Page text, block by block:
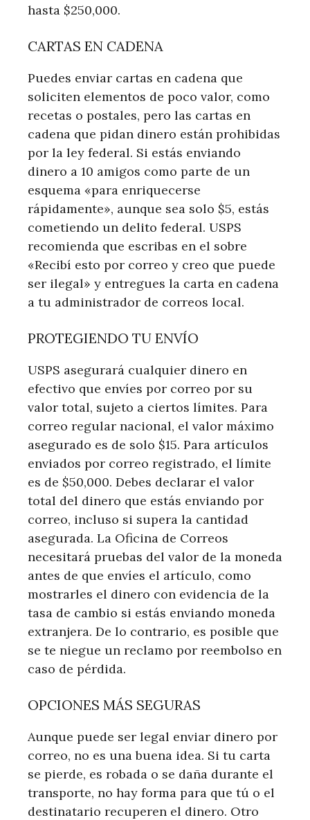
hasta $250,000.
CARTAS EN CADENA
Puedes enviar cartas en cadena que
soliciten elementos de poco valor, como
recetas o postales, pero las cartas en
cadena que pidan dinero están prohibidas
por la ley federal. Si estás enviando
dinero a 10 amigos como parte de un
esquema «para enriquecerse
rápidamente», aunque sea solo $5, estás
cometiendo un delito federal. USPS
recomienda que escribas en el sobre
«Recibí esto por correo y creo que puede
ser ilegal» y entregues la carta en cadena
a tu administrador de correos local.
PROTEGIENDO TU ENVÍO
USPS asegurará cualquier dinero en
efectivo que envíes por correo por su
valor total, sujeto a ciertos límites. Para
correo regular nacional, el valor máximo
asegurado es de solo $15. Para artículos
enviados por correo registrado, el límite
es de $50,000. Debes declarar el valor
total del dinero que estás enviando por
correo, incluso si supera la cantidad
asegurada. La Oficina de Correos
necesitará pruebas del valor de la moneda
antes de que envíes el artículo, como
mostrarles el dinero con evidencia de la
tasa de cambio si estás enviando moneda
extranjera. De lo contrario, es posible que
se te niegue un reclamo por reembolso en
caso de pérdida.
OPCIONES MÁS SEGURAS
Aunque puede ser legal enviar dinero por
correo, no es una buena idea. Si tu carta
se pierde, es robada o se daña durante el
transporte, no hay forma para que tú o el
destinatario recuperen el dinero. Otro